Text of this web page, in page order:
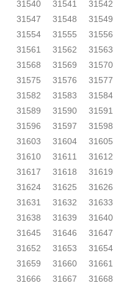
31540 31541 31542
31547
31548 31549
31554
31555 31556
31561
31562 31563
31568
31569 31570
31575
31576 31577
31582
31583 31584
31589
31590 31591
31596
31597 31598
31603
31604 31605
31610
31611 31612
31617
31618 31619
31624
31625 31626
31631
31632 31633
31638
31639 31640
31645
31646 31647
31652
31653 31654
31659
31660 31661
31666
31667 31668